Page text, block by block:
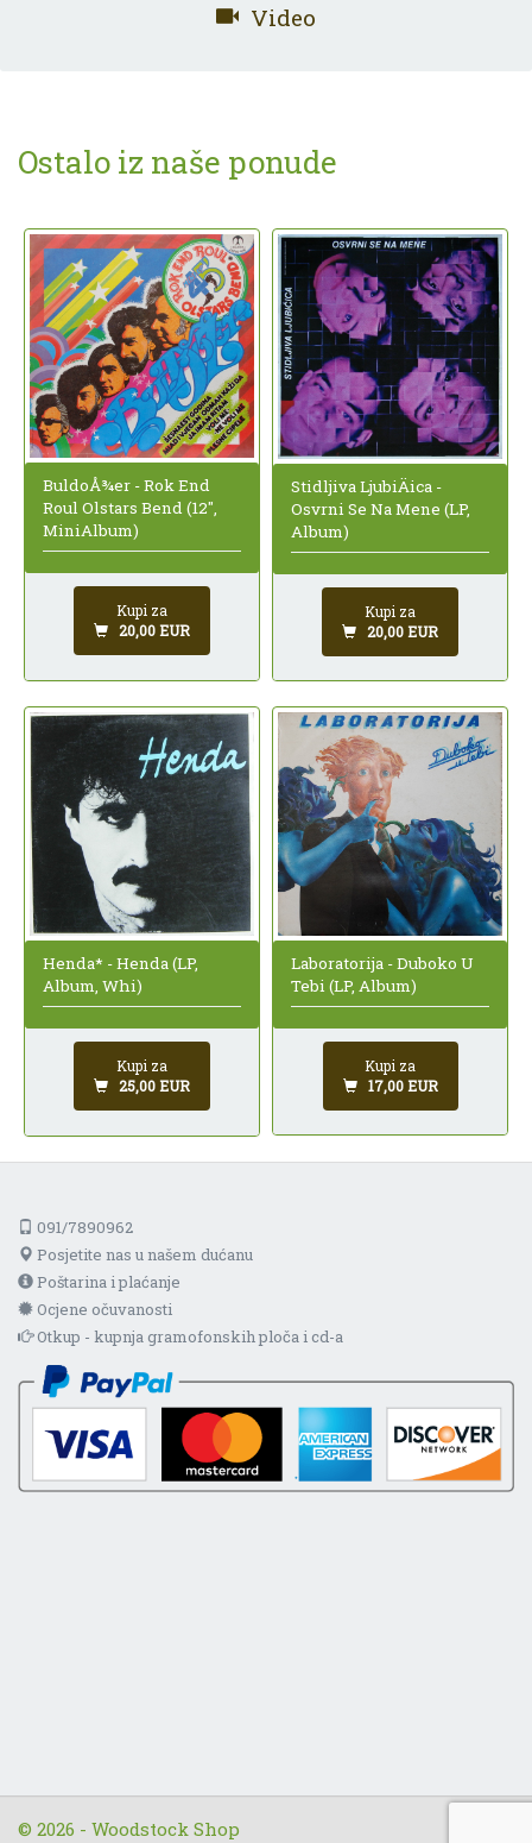
Video
Ostalo iz naše ponude
BuldoÅ¾er - Rok End
Roul Olstars Bend (12",
MiniAlbum)
Kupi za
20,00 EUR
Stidljiva LjubiÄica -
Osvrni Se Na Mene (LP,
Album)
Kupi za
20,00 EUR
Henda* - Henda (LP,
Album, Whi)
Kupi za
25,00 EUR
Laboratorija - Duboko U
Tebi (LP, Album)
Kupi za
17,00 EUR
091/7890962
Posjetite nas u našem dućanu
Poštarina i plaćanje
Ocjene očuvanosti
Otkup - kupnja gramofonskih ploča i cd-a
© 2026 - Woodstock Shop